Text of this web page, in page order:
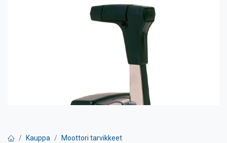
Kauppa
Moottori tarvikkeet